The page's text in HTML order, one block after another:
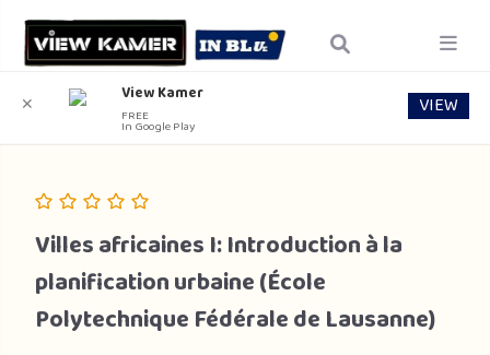
Villes africaines I: Introduction à la
planification urbaine (École
Polytechnique Fédérale de Lausanne)
✕ View Kamer
FREE
In Google Play
VIEW